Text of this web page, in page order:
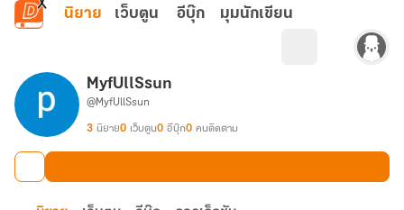
ข้ามไปยังเนื้อหาหลัก
นิยาย เว็บตูน อีบุ๊ก มุมนักเขียน
MyfUllSsun
@MyfUllSsun
3 นิยาย0 เว็บตูน0 อีบุ๊ก0 คนติดตาม